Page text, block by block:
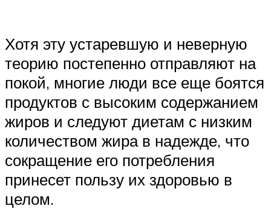
Хотя эту устаревшую и неверную
теорию постепенно отправляют на
покой, многие люди все еще боятся
продуктов с высоким содержанием
жиров и следуют диетам с низким
количеством жира в надежде, что
сокращение его потребления
принесет пользу их здоровью в
целом.